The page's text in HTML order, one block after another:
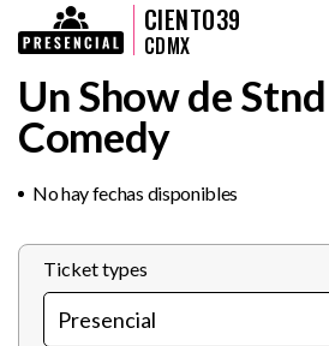
CIENTO39
CDMX
Un Show de
Comedy
No hay fechas disponibles
Ticket types